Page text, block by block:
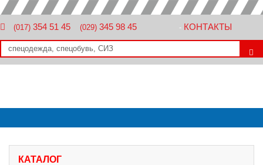
(017) 354 51 45 (029) 345 98 45 - КОНТАКТЫ
КАТАЛОГ